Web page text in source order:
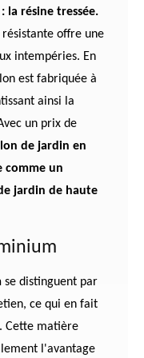
la résine tressée.
offre une
intempéries. En
est fabriquée à
ainsi la
un prix de
de jardin en
comme un
jardin de haute
se distinguent par
ce qui en fait
Cette matière
l'avantage